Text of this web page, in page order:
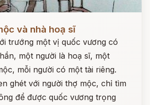
và nhà hoạ sĩ
trướng một vị quốc vương có
một người là hoạ sĩ, một
mỗi người có một tài riêng.
ghét với người thợ mộc, chỉ tìm
để được quốc vương trọng